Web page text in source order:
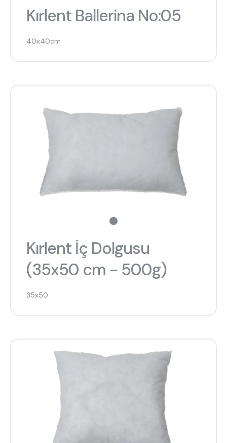
ne aramıştınız?
En çok ziyaret edilenler
beşik
toddler yatak
oyuncu sandalyesi
Kırlent Ballerina No:05
40x40cm
Kırlent İç Dolgusu
(35x50 cm - 500g)
35x50